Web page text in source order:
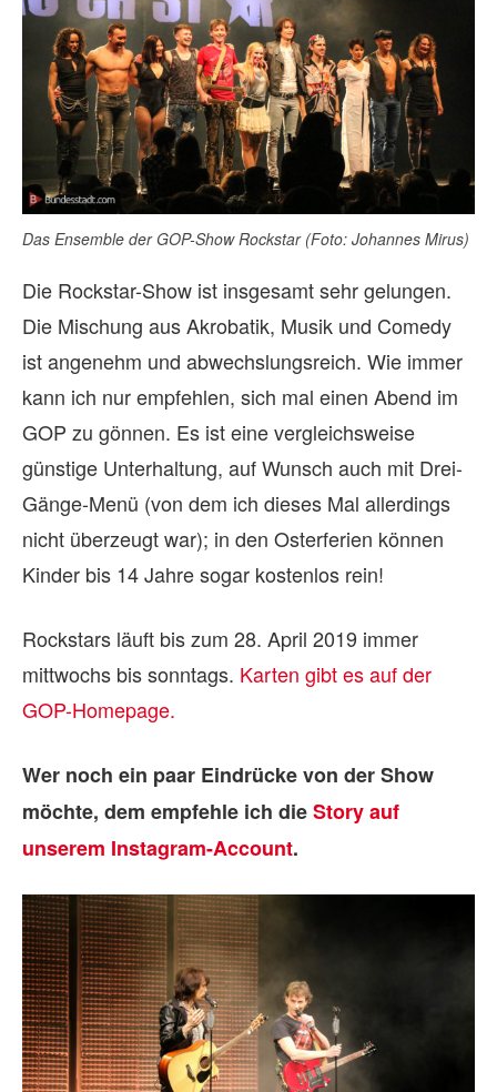
Das Ensemble der GOP-Show Rockstar (Foto: Johannes Mirus)
Die Rockstar-Show ist insgesamt sehr gelungen.
Die Mischung aus Akrobatik, Musik und Comedy
ist angenehm und abwechslungsreich. Wie immer
kann ich nur empfehlen, sich mal einen Abend im
GOP zu gönnen. Es ist eine vergleichsweise
günstige Unterhaltung, auf Wunsch auch mit Drei-
Gänge-Menü (von dem ich dieses Mal allerdings
nicht überzeugt war); in den Osterferien können
Kinder bis 14 Jahre sogar kostenlos rein!
Rockstars läuft bis zum 28. April 2019 immer
mittwochs bis sonntags. Karten gibt es auf der
GOP-Homepage.
Wer noch ein paar Eindrücke von der Show
möchte, dem empfehle ich dieStory auf
unserem Instagram-Account.